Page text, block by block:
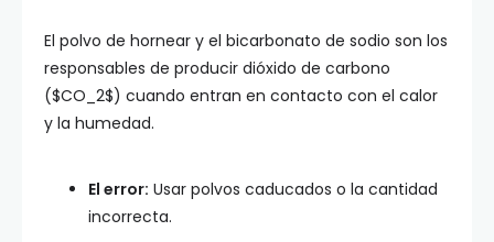
El polvo de hornear y el bicarbonato de sodio son los
responsables de producir dióxido de carbono
($CO_2$) cuando entran en contacto con el calor
y la humedad.
El error: Usar polvos caducados o la cantidad
incorrecta.